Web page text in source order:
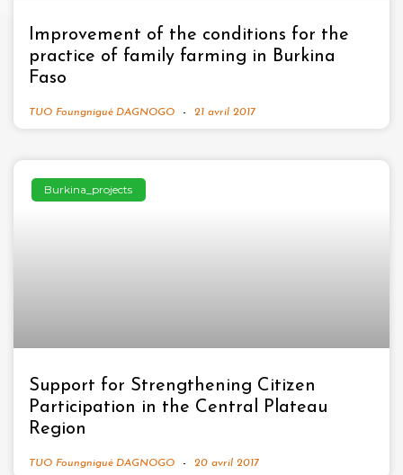
Improvement of the conditions for the
practice of family farming in Burkina
Faso
TUO Foungnigué DAGNOGO 21 avril 2017
Burkina_projects
Support for Strengthening Citizen
Participation in the Central Plateau
Region
TUO Foungnigué DAGNOGO 20 avril 2017